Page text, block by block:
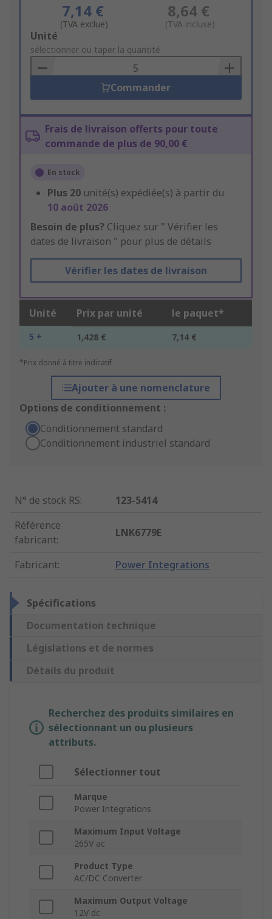
7,14 €
(TVA exclue)
8,64 €
(TVA incluse)
Add
to
Basket
Unité
sélectionner ou taper la quantité
Commander
Frais de livraison offerts pour toute
commande de plus de 90,00 €
En stock
Plus 20 unité(s) expédiée(s) à partir du
10 août 2026
Besoin de plus? Cliquez sur " Vérifier les
dates de livraison " pour plus de détails
Vérifier les dates de livraison
Unité Prix par unité le paquet*
5 + 1,428 € 7,14 €
*Prix donné à titre indicatif
Ajouter à une nomenclature
Options de conditionnement :
Conditionnement standard
Conditionnement industriel standard
N° de stock RS:
123-5414
Référence
fabricant:
LNK6779E
Fabricant: Power Integrations
Spécifications
Documentation technique
Législations et de normes
Détails du produit
Recherchez des produits similaires en
sélectionnant un ou plusieurs
attributs.
Sélectionner tout
Marque
Power Integrations
Maximum Input Voltage
265V ac
Product Type
AC/DC Converter
Maximum Output Voltage
12V dc